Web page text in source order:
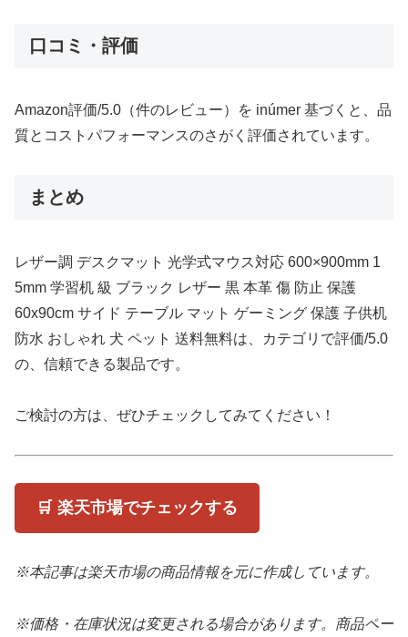
口コミ・評価
Amazon評価/5.0（件のレビュー）を inúmer 基づくと、品
質とコストパフォーマンスのさがく評価されています。
まとめ
レザー調 デスクマット 光学式マウス対応 600×900mm 1
5mm 学習机 級 ブラック レザー 黒 本革 傷 防止 保護
60x90cm サイド テーブル マット ゲーミング 保護 子供机
防水 おしゃれ 犬 ペット 送料無料は、カテゴリで評価/5.0
の、信頼できる製品です。
ご検討の方は、ぜひチェックしてみてください！
🛒 楽天市場でチェックする
※本記事は楽天市場の商品情報を元に作成しています。
※価格・在庫状況は変更される場合があります。商品ペー